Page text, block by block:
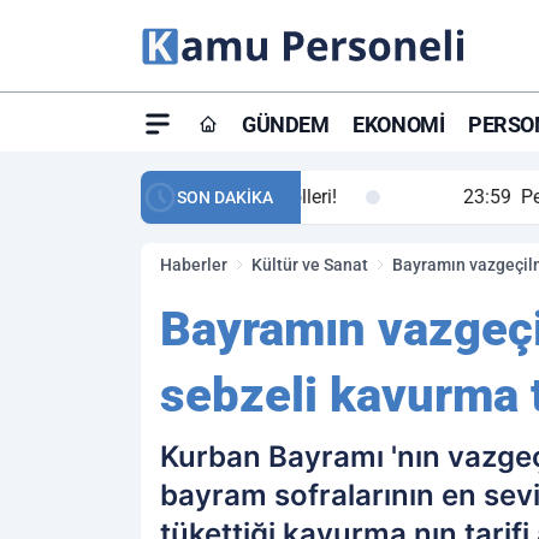
GÜNDEM EKONOMI
SON DAKİKA
maç özeti ve golleri! 23:59 Petrol Akışında
Haberler Kültür ve Sanat Bayramın
Bayramın
sebzeli kavurma
Kurban Bayramı 'nın
bayram sofralarının en